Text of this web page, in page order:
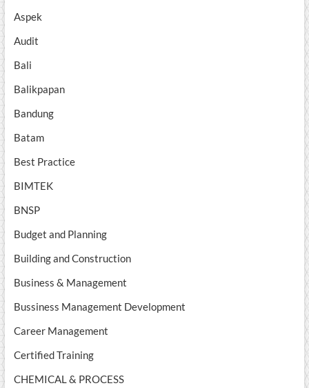
Aspek
Audit
Bali
Balikpapan
Bandung
Batam
Best Practice
BIMTEK
BNSP
Budget and Planning
Building and Construction
Business & Management
Bussiness Management Development
Career Management
Certified Training
CHEMICAL & PROCESS